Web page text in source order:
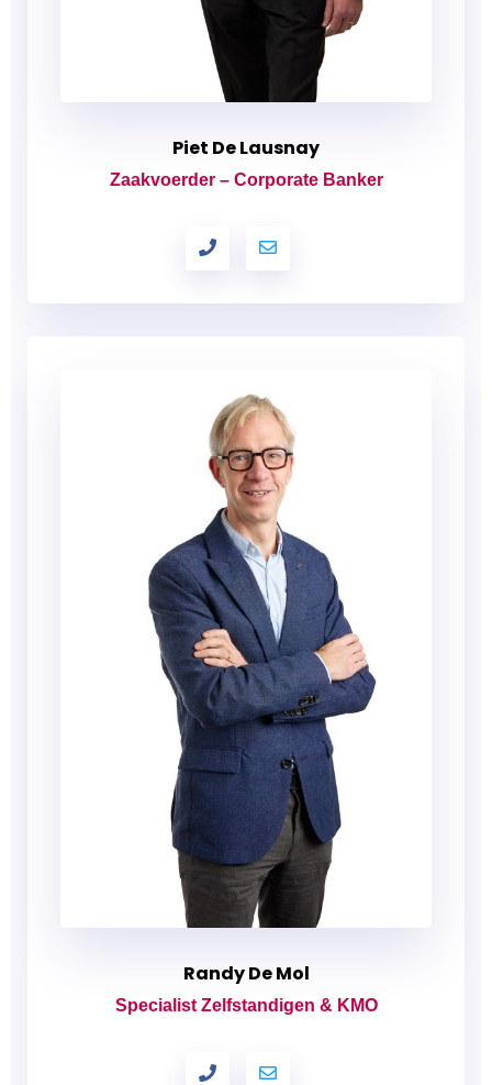
Piet De Lausnay
Zaakvoerder – Corporate Banker
Randy De Mol
Specialist Zelfstandigen & KMO